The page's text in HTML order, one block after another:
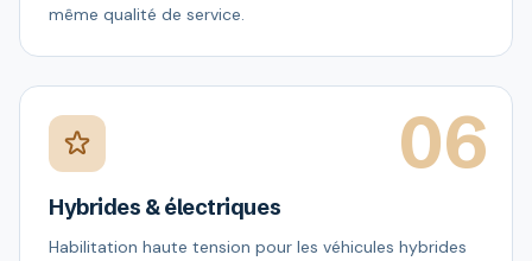
même qualité de service.
06
Hybrides & électriques
Habilitation haute tension pour les véhicules hybrides